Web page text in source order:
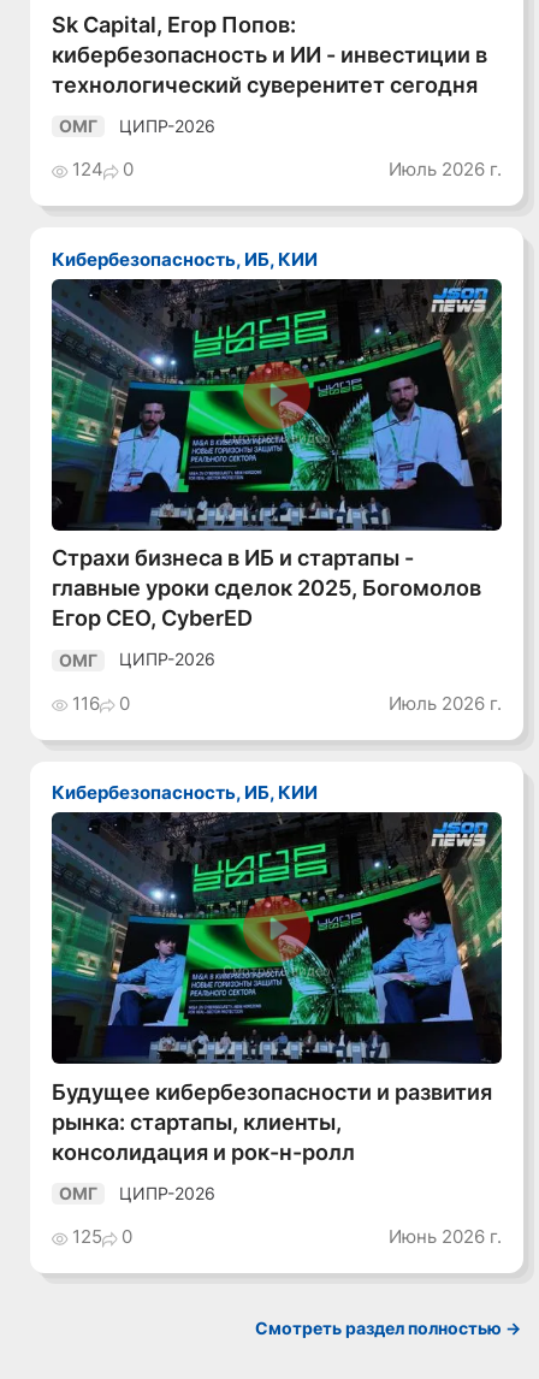
Sk Capital, Егор Попов:
кибербезопасность и ИИ - инвестиции в
технологический суверенитет сегодня
ОМГ ЦИПР-2026
124 0 Июль 2026 г.
Кибербезопасность, ИБ, КИИ
Смотреть видео
Страхи бизнеса в ИБ и стартапы -
главные уроки сделок 2025, Богомолов
Егор CEO, CyberED
ОМГ ЦИПР-2026
116 0 Июль 2026 г.
Кибербезопасность, ИБ, КИИ
Смотреть видео
Будущее кибербезопасности и развития
рынка: стартапы, клиенты,
консолидация и рок-н-ролл
ОМГ ЦИПР-2026
125 0 Июнь 2026 г.
Смотреть раздел полностью ->